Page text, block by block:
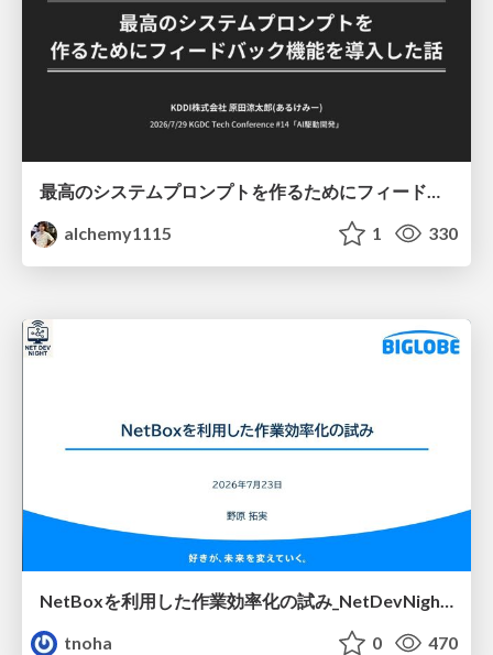
alchemy1115
1 330
NetBoxを利用した作業効率化の試み_NetDevNight4
tnoha
0 470